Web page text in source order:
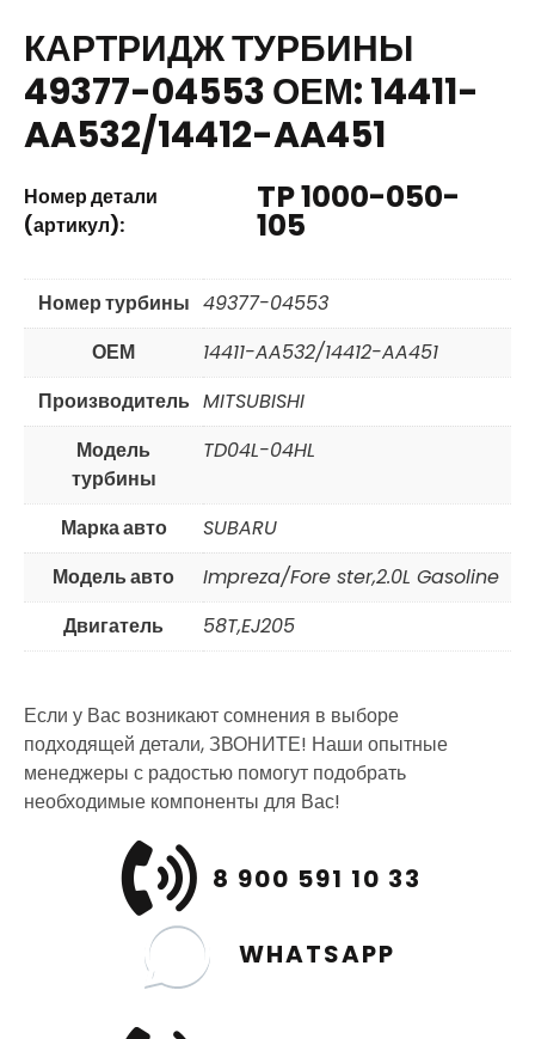
КАРТРИДЖ ТУРБИНЫ
49377-04553 ОЕМ: 14411-
AA532/14412-AA451
Номер детали
(артикул):
TP 1000-050-
105
Номер турбины 49377-04553
ОЕМ
14411-AA532/14412-AA451
Производитель MITSUBISHI
Модель
турбины
TD04L-04HL
Марка авто
SUBARU
Модель авто
Impreza/Fore ster,2.0L Gasoline
Двигатель
58T,EJ205
Если у Вас возникают сомнения в выборе
подходящей детали, ЗВОНИТЕ! Наши опытные
менеджеры с радостью помогут подобрать
необходимые компоненты для Вас!
8 900 591 10 33
WHATSAPP